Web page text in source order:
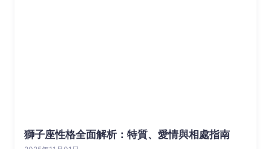
獅子座性格全面解析：特質、愛情與相處指南